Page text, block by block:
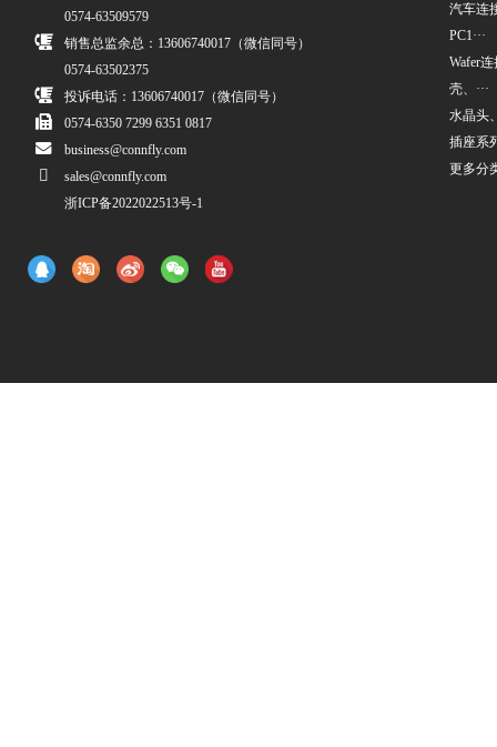
0574-63509579
销售总监余总：13606740017（微信同号）
0574-63502375
投诉电话：13606740017（微信同号）
0574-6350 7299 6351 0817
business@connfly.com
sales@connfly.com
浙ICP备2022022513号-1
汽车连
PC1···
Wafer
壳、···
水晶头
插座系
更多分